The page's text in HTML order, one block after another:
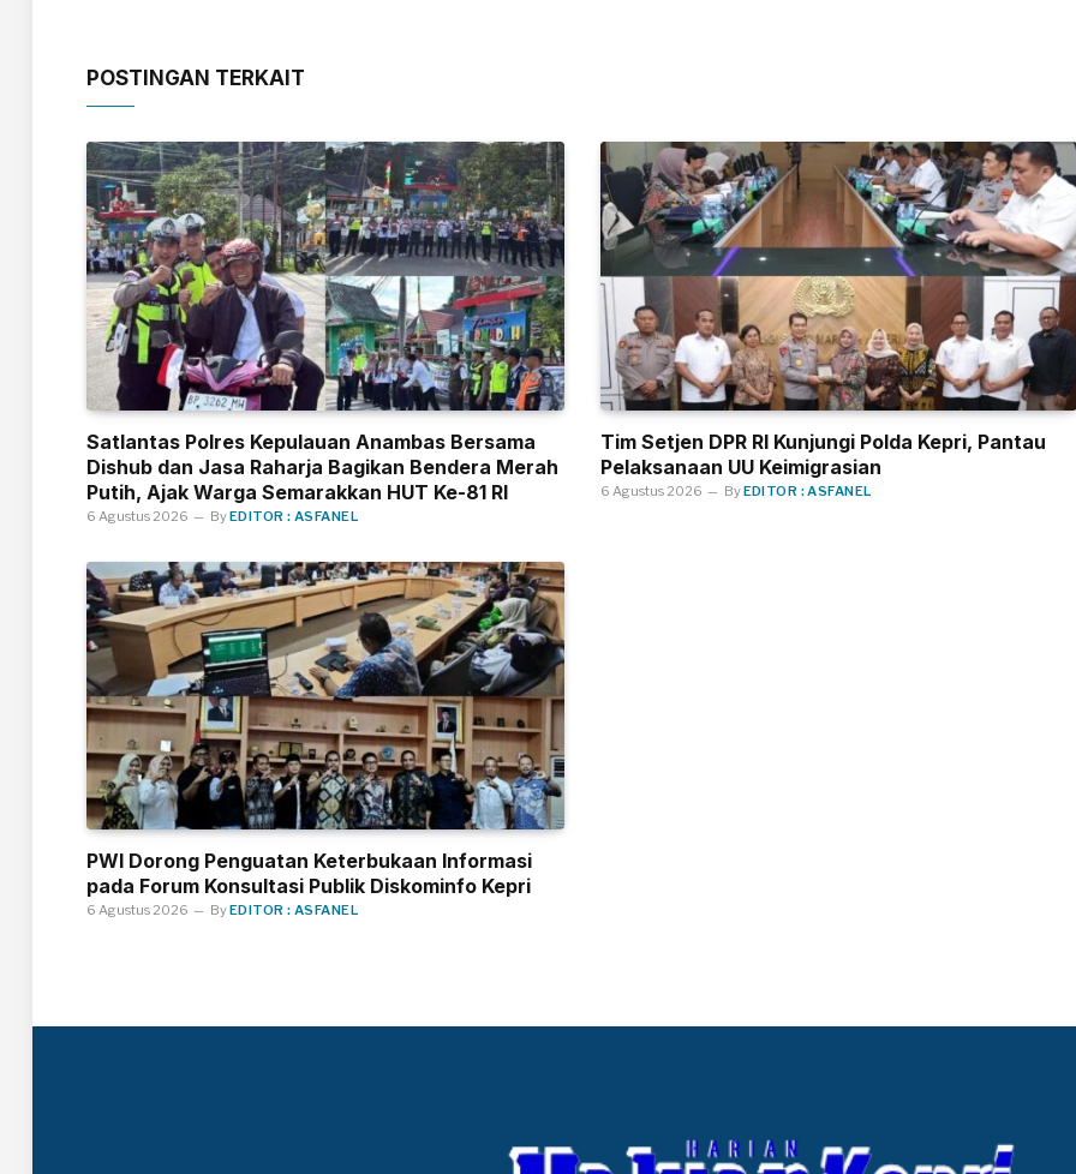
POSTINGAN TERKAIT
Satlantas Polres Kepulauan Anambas Bersama
Dishub dan Jasa Raharja Bagikan Bendera Merah
Putih, Ajak Warga Semarakkan HUT Ke-81 RI
6 Agustus 2026 ByEDITOR : ASFANEL
Tim Setjen DPR RI Kunjungi Polda Kepri, Pantau
Pelaksanaan UU Keimigrasian
6 Agustus 2026 ByEDITOR : ASFANEL
PWI Dorong Penguatan Keterbukaan Informasi
pada Forum Konsultasi Publik Diskominfo Kepri
6 Agustus 2026 ByEDITOR : ASFANEL